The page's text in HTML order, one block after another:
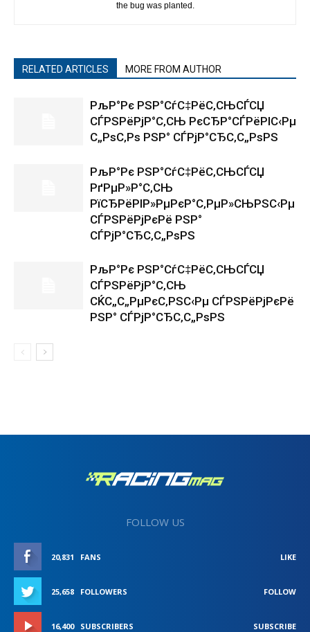
the bug was planted.
RELATED ARTICLES MORE FROM AUTHOR
РљР°Рє РЅР°СѓС‡РёС‚СЊСЃСЏ
СЃРЅРёРјР°С‚СЊ РєСЂР°СЃРёРІС‹Рµ
С„РѕС‚Рѕ РЅР° СЃРјР°СЂС‚С„РѕРЅ
РљР°Рє РЅР°СѓС‡РёС‚СЊСЃСЏ
РґРµР»Р°С‚СЊ
РїСЂРёРІР»РµРєР°С‚РµР»СЊРЅС‹Рµ
СЃРЅРёРјРєРё РЅР°
СЃРјР°СЂС‚С„РѕРЅ
РљР°Рє РЅР°СѓС‡РёС‚СЊСЃСЏ
СЃРЅРёРјР°С‚СЊ
СЌС„С„РµРєС‚РЅС‹Рµ СЃРЅРёРјРєРё
РЅР° СЃРјР°СЂС‚С„РѕРЅ
FOLLOW US
20,831 FANS LIKE
25,658 FOLLOWERS FOLLOW
16,400 SUBSCRIBERS SUBSCRIBE